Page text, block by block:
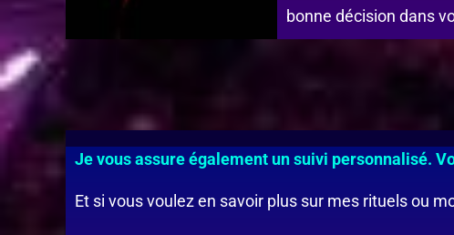
bonne décision dans
Je vous assure également un suivi personnalisé.
Et si vous voulez en savoir plus sur mes rituels ou